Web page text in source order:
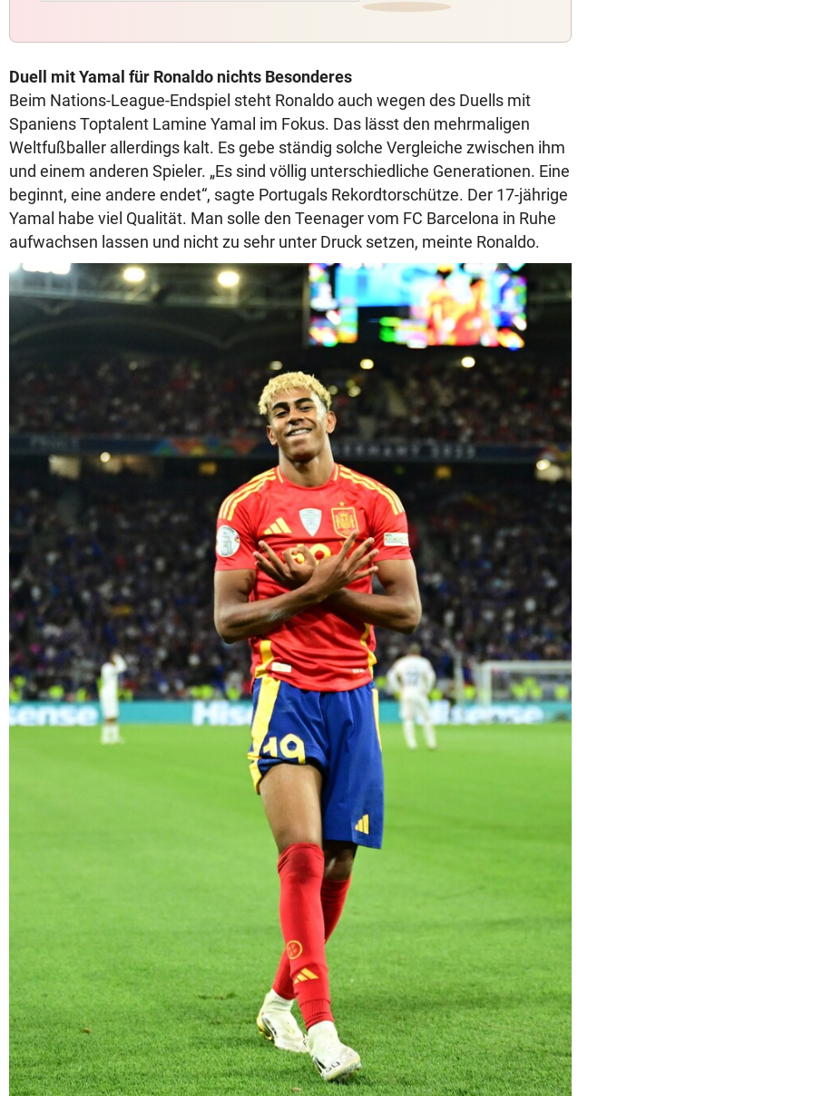
Duell mit Yamal für Ronaldo nichts Besonderes
Beim Nations-League-Endspiel steht Ronaldo auch wegen des Duells mit
Spaniens Toptalent Lamine Yamal im Fokus. Das lässt den mehrmaligen
Weltfußballer allerdings kalt. Es gebe ständig solche Vergleiche zwischen ihm
und einem anderen Spieler. „Es sind völlig unterschiedliche Generationen. Eine
beginnt, eine andere endet“, sagte Portugals Rekordtorschütze. Der 17-jährige
Yamal habe viel Qualität. Man solle den Teenager vom FC Barcelona in Ruhe
aufwachsen lassen und nicht zu sehr unter Druck setzen, meinte Ronaldo.